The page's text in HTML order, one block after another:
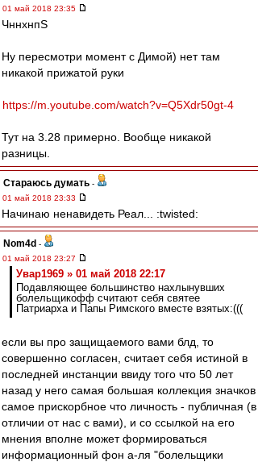
01 май 2018 23:35
ЧннхнпS
Ну пересмотри момент с Димой) нет там
никакой прижатой руки
https://m.youtube.com/watch?v=Q5Xdr50gt-4
Тут на 3.28 примерно. Вообще никакой
разницы.
Стараюсь думать -
01 май 2018 23:33
Начинаю ненавидеть Реал... :twisted:
Nom4d -
01 май 2018 23:27
Увар1969 » 01 май 2018 22:17
Подавляющее большинство нахлынувших
болельщикофф считают себя святее
Патриарха и Папы Римского вместе взятых:(((
если вы про защищаемого вами блд, то
совершенно согласен, считает себя истиной в
последней инстанции ввиду того что 50 лет
назад у него самая большая коллекция значков
самое прискорбное что личность - публичная (в
отличии от нас с вами), и со ссылкой на его
мнения вполне может формироваться
информационный фон а-ля "болельщики